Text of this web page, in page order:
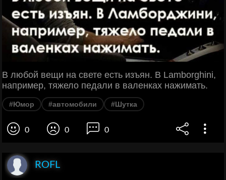
В любой вещи на свете есть изъян. В Lamborghini,
например, тяжело педали в валенках нажимать.
#Юмор #автомобили #Шутка
0 0 0
ROFL